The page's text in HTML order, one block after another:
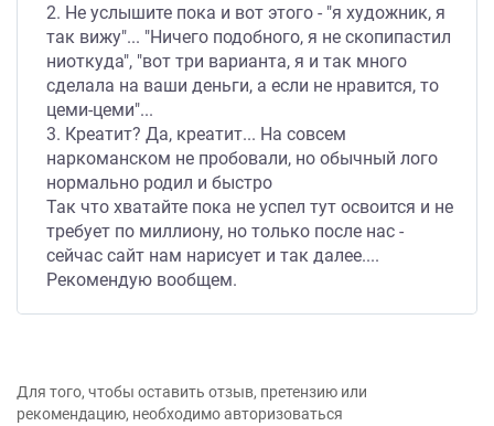
2. Не услышите пока и вот этого - "я художник, я
так вижу"... "Ничего подобного, я не скопипастил
ниоткуда", "вот три варианта, я и так много
сделала на ваши деньги, а если не нравится, то
цеми-цеми"...
3. Креатит? Да, креатит... На совсем
наркоманском не пробовали, но обычный лого
нормально родил и быстро
Так что хватайте пока не успел тут освоится и не
требует по миллиону, но только после нас -
сейчас сайт нам нарисует и так далее....
Рекомендую вообщем.
Для того, чтобы оставить отзыв, претензию или
рекомендацию, необходимо авторизоваться